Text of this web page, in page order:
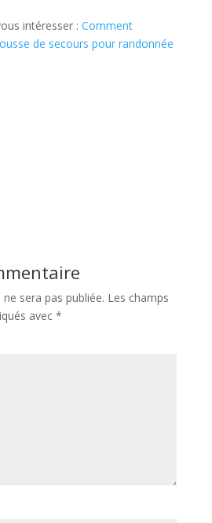
intéresser : Comment
de secours pour randonnée
sera pas publiée. Les champs
avec *